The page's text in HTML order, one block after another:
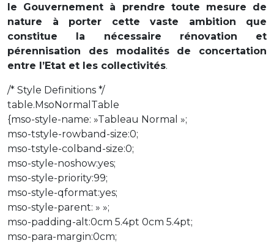
le Gouvernement à prendre toute mesure de
nature à porter cette vaste ambition que
constitue la nécessaire rénovation et
pérennisation des modalités de concertation
entre l’Etat et les collectivités.
/* Style Definitions */
table.MsoNormalTable
{mso-style-name: »Tableau Normal »;
mso-tstyle-rowband-size:0;
mso-tstyle-colband-size:0;
mso-style-noshow:yes;
mso-style-priority:99;
mso-style-qformat:yes;
mso-style-parent: » »;
mso-padding-alt:0cm 5.4pt 0cm 5.4pt;
mso-para-margin:0cm;